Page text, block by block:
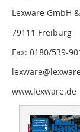
Lexware GmbH
79111 Freiburg
Fax: 0180/539-
www.lexware.de